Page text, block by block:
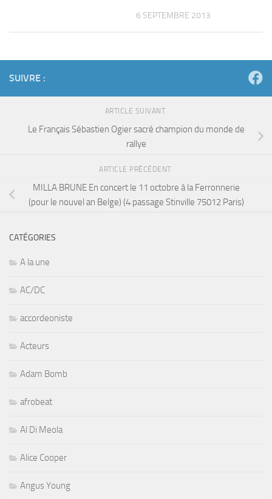
6 SEPTEMBRE 2013
SUIVRE :
ARTICLE SUIVANT
Le Français Sébastien Ogier sacré champion du monde de
rallye
ARTICLE PRÉCÉDENT
MILLA BRUNE En concert le 11 octobre à la Ferronnerie
(pour le nouvel an Belge) (4 passage Stinville 75012 Paris)
CATÉGORIES
A la une
AC/DC
accordeoniste
Acteurs
Adam Bomb
afrobeat
Al Di Meola
Alice Cooper
Angus Young